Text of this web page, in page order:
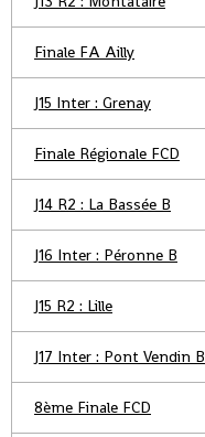
Finale FA Ailly
J15 Inter : Grenay
Finale Régionale FCD
J14 R2 : La Bassée B
J16 Inter : Péronne B
J15 R2 : Lille
J17 Inter : Pont Vendin B
8ème Finale FCD